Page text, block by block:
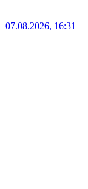
07.08.2026, 16:31